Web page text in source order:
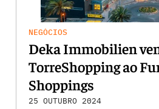
NEGÓCIOS
Deka Immobilien
TorreShopping ao
Shoppings
25 OUTUBRO 2024